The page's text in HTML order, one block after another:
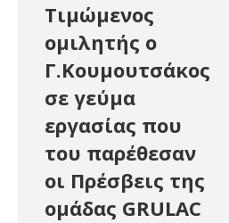
Τιμώμενος
ομιλητής ο
Γ.Κουμουτσάκος
σε γεύμα
εργασίας που
του παρέθεσαν
οι Πρέσβεις της
ομάδας GRULAC